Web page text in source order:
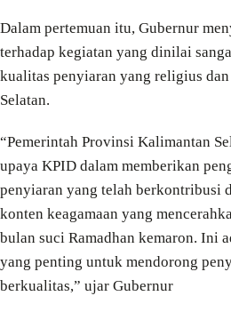
Dalam pertemuan itu, Gubernur
terhadap kegiatan yang dinilai
kualitas penyiaran yang religius
Selatan.
“Pemerintah Provinsi Kalimantan
upaya KPID dalam memberikan
penyiaran yang telah berkontribusi
konten keagamaan yang
bulan suci Ramadhan kemaron. Ini
yang penting untuk mendorong
berkualitas,” ujar Gubernur